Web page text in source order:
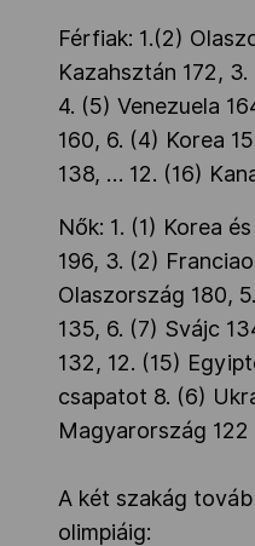
Férfiak: 1.(2)
Kazahsztán 172,
4. (5) Venezuela
160, 6. (4) Korea
138, … 12. (16)
Nők: 1. (1) Korea
196, 3. (2)
Olaszország 180,
135, 6. (7) Svájc
132, 12. (15)
csapatot 8. (6)
Magyarország 122
A két szakág
olimpiáig: